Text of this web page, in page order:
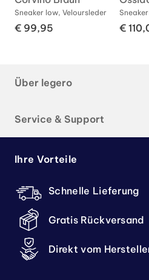
Sneaker low, Veloursleder
€ 99,95 €
Über legero
Service & Support
Ihre Vorteile
Schnelle Lieferung
Gratis Rückversand
Direkt vom